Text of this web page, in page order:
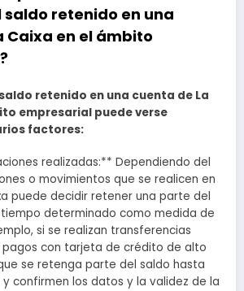
retenido en una
Caixa en el ámbito
retenido en una cuenta de La
empresarial puede verse
factores:
realizadas:** Dependiendo del
o movimientos que se realicen en
puede decidir retener una parte del
determinado como medida de
si se realizan transferencias
pagos con tarjeta de crédito de alto
se retenga parte del saldo hasta
confirmen los datos y la validez de la